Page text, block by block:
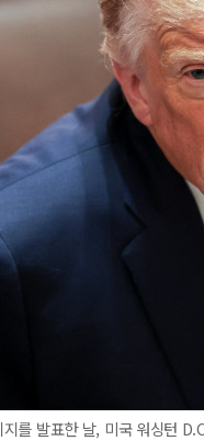
를 발표한 날, 미국 워싱턴